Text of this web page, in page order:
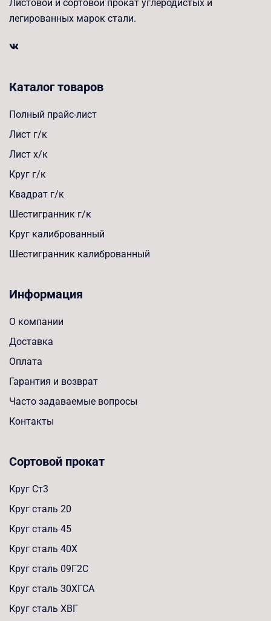
Листовой и сортовой прокат углеродистых и
легированных марок стали.
Каталог товаров
Полный прайс-лист
Лист г/к
Лист х/к
Круг г/к
Квадрат г/к
Шестигранник г/к
Круг калиброванный
Шестигранник калиброванный
Информация
О компании
Доставка
Оплата
Гарантия и возврат
Часто задаваемые вопросы
Контакты
Сортовой прокат
Круг Ст3
Круг сталь 20
Круг сталь 45
Круг сталь 40Х
Круг сталь 09Г2С
Круг сталь 30ХГСА
Круг сталь ХВГ